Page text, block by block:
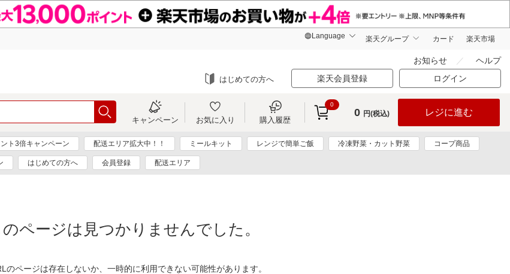
楽天グループ カード 楽天市場
お知らせ ヘルプ
はじめての方へ 楽天会員登録 ログイン
キャンペーン お気に入り 購入履歴
0
0 円(税込) レジに進む
ト3倍キャンペーン 配送エリア拡大中！！ ミールキット レンジで簡単ご飯 冷凍野菜・カット野菜 コープ商品
はじめての方へ 会員登録 配送エリア
ページは見つかりませんでした。
のページは存在しないか、一時的に利用できない可能性があります。